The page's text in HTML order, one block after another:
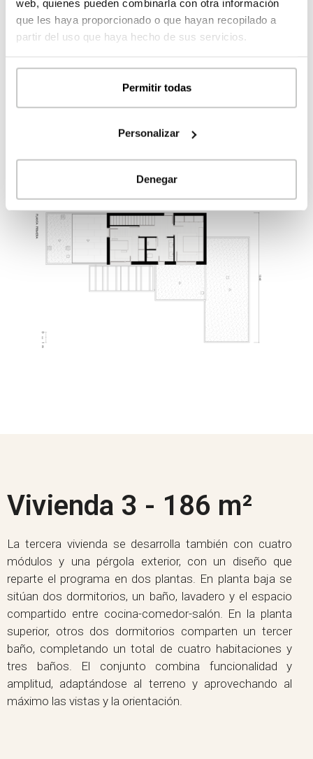
web, quienes pueden combinarla con otra información
que les haya proporcionado o que hayan recopilado a
partir del uso que haya hecho de sus servicios.
Permitir todas
Personalizar
Denegar
Planta primera
Vivienda 3 - 186 m²
La tercera vivienda se desarrolla también con cuatro
módulos y una pérgola exterior, con un diseño que
reparte el programa en dos plantas. En planta baja se
sitúan dos dormitorios, un baño, lavadero y el espacio
compartido entre cocina-comedor-salón. En la planta
superior, otros dos dormitorios comparten un tercer
baño, completando un total de cuatro habitaciones y
tres baños. El conjunto combina funcionalidad y
amplitud, adaptándose al terreno y aprovechando al
máximo las vistas y la orientación.